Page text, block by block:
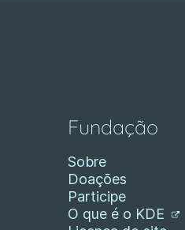
Fundação
Sobre
Doações
Participe
O que é o KDE